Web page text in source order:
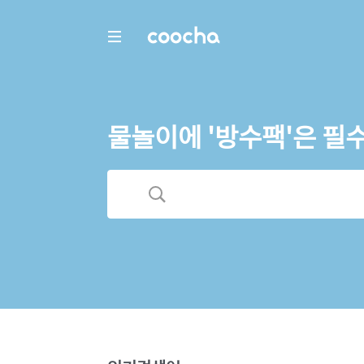
COOCHA
물놀이에 '방수팩'은 필